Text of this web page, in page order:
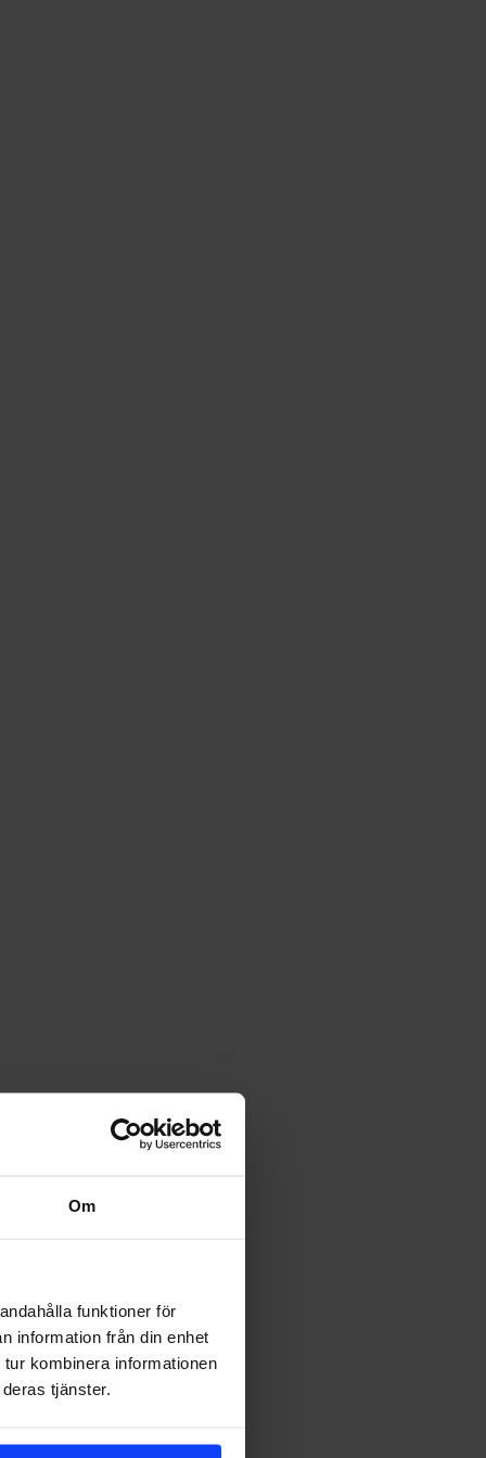
Om
funktioner för
information från din enhet
kombinera informationen
tjänster.